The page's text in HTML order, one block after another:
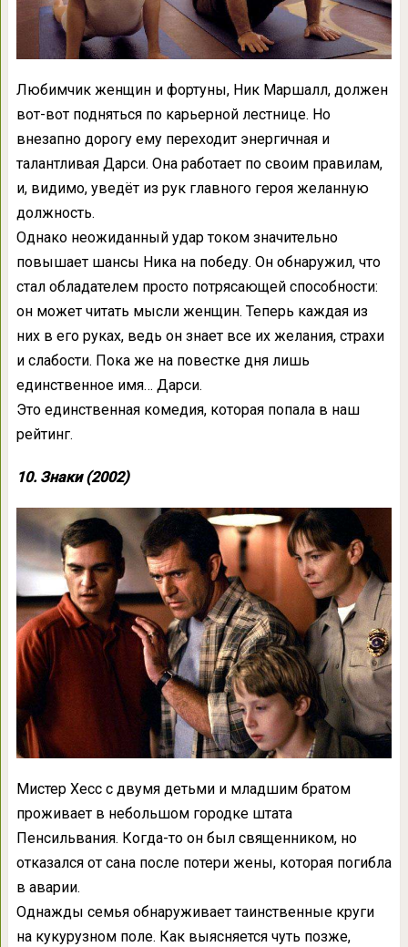
Любимчик женщин и фортуны, Ник Маршалл, должен
вот-вот подняться по карьерной лестнице. Но
внезапно дорогу ему переходит энергичная и
талантливая Дарси. Она работает по своим правилам,
и, видимо, уведёт из рук главного героя желанную
должность.
Однако неожиданный удар током значительно
повышает шансы Ника на победу. Он обнаружил, что
стал обладателем просто потрясающей способности:
он может читать мысли женщин. Теперь каждая из
них в его руках, ведь он знает все их желания, страхи
и слабости. Пока же на повестке дня лишь
единственное имя… Дарси.
Это единственная комедия, которая попала в наш
рейтинг.
10. Знаки (2002)
Мистер Хесс с двумя детьми и младшим братом
проживает в небольшом городке штата
Пенсильвания. Когда-то он был священником, но
отказался от сана после потери жены, которая погибла
в аварии.
Однажды семья обнаруживает таинственные круги
на кукурузном поле. Как выясняется чуть позже,